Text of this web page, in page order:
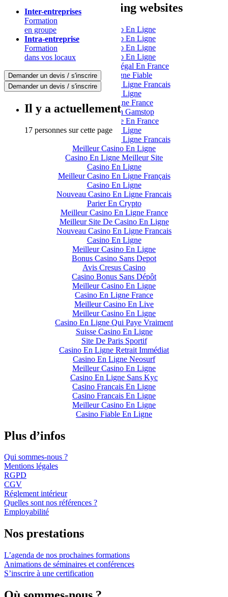
Inter-entreprises
Formation
en groupe
Intra-entreprise
Formation
dans vos locaux
Demander un devis / s'inscrire
Demander un devis / s'inscrire
Il y a actuellement
17 personnes sur cette page
Other interesting websites
Meilleur Casino En Ligne
Meilleur Casino En Ligne
Meilleur Casino En Ligne
Meilleur Casino En Ligne
Casino En Ligne Légal En France
Casino En Ligne Fiable
Meilleur Casino En Ligne Francais
Casino En Ligne
Casino En Ligne France
Casino Not On Gamstop
Casino En Ligne En France
Casino En Ligne
Meilleur Casino En Ligne Francais
Meilleur Casino En Ligne
Casino En Ligne Meilleur Site
Casino En Ligne
Meilleur Casino En Ligne Français
Casino En Ligne
Nouveau Casino En Ligne Francais
Parier En Crypto
Meilleur Casino En Ligne France
Meilleur Site De Casino En Ligne
Nouveau Casino En Ligne Francais
Casino En Ligne
Meilleur Casino En Ligne
Bonus Casino Sans Depot
Avis Cresus Casino
Casino Bonus Sans Dépôt
Meilleur Casino En Ligne
Casino En Ligne France
Meilleur Casino En Live
Meilleur Casino En Ligne
Casino En Ligne Qui Paye Vraiment
Suisse Casino En Ligne
Site De Paris Sportif
Casino En Ligne Retrait Immédiat
Casino En Ligne Neosurf
Meilleur Casino En Ligne
Casino En Ligne Sans Kyc
Casino Francais En Ligne
Casino Francais En Ligne
Meilleur Casino En Ligne
Casino Fiable En Ligne
Plus d’infos
Qui sommes-nous ?
Mentions légales
RGPD
CGV
Réglement intérieur
Quelles sont nos références ?
Employabilité
Nos prestations
L’agenda de nos prochaines formations
Animations de séminaires et conférences
S’inscrire à une certification